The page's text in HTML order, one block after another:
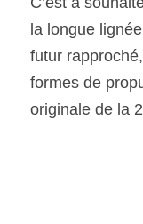
la longue
futur
formes de
originale de la